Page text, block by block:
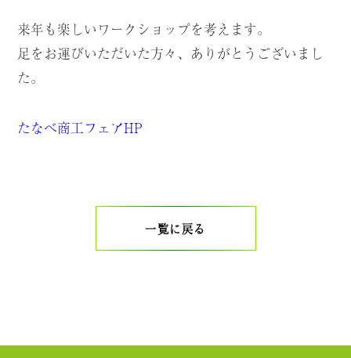
来年も楽しいワークショップを考えます。
足をお運びいただいた方々、ありがとうございまし
た。
たなべ商工フェアHP
一覧に戻る